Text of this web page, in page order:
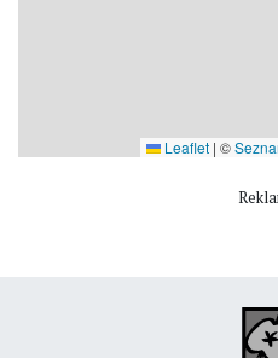
Leaflet | ©